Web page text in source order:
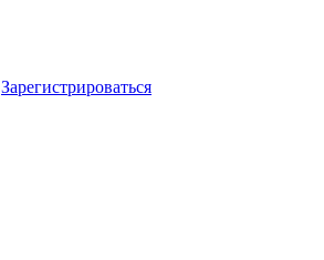
Зарегистрироваться